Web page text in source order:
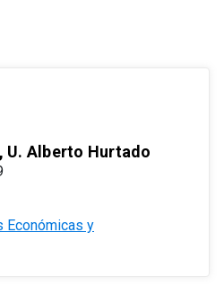
U. Alberto Hurtado
Económicas y